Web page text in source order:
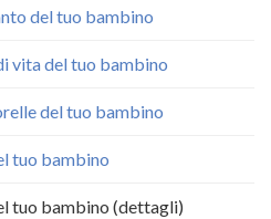
del tuo bambino
vita del tuo bambino
del tuo bambino
tuo bambino
tuo bambino (dettagli)